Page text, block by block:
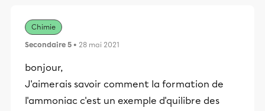
Chimie
Secondaire 5 • 28 mai 2021
bonjour,
J'aimerais savoir comment la formation de
l'ammoniac c'est un exemple d'quilibre des